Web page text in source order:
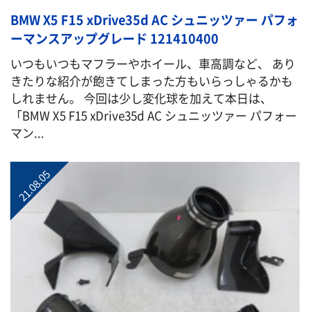
BMW X5 F15 xDrive35d AC シュニッツァー パフォ
ーマンスアップグレード 121410400
いつもいつもマフラーやホイール、車高調など、 あり
きたりな紹介が飽きてしまった方もいらっしゃるかも
しれません。 今回は少し変化球を加えて本日は、
「BMW X5 F15 xDrive35d AC シュニッツァー パフォー
マン...
21.08.05